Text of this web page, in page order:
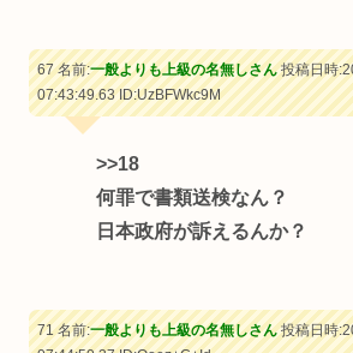
67 名前:一般よりも上級の名無しさん投稿日時
07:43:49.63ID:UzBFWkc9M
>>18
何罪で書類送検なん？
日本政府が訴えるんか？
71 名前:一般よりも上級の名無しさん投稿日時